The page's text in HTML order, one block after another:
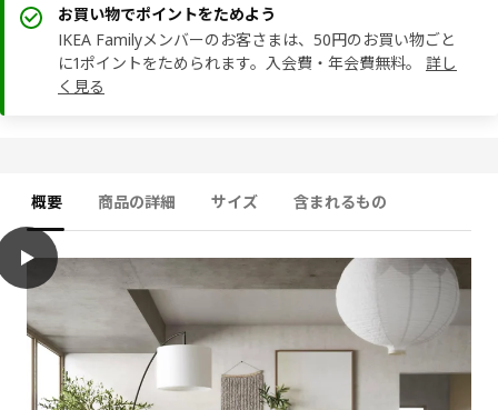
お買い物でポイントをためよう
IKEA Familyメンバーのお客さまは、50円のお買い物ごと
に1ポイントをためられます。入会費・年会費無料。
詳し
く見る
概要 商品の詳細 サイズ 含まれるもの
play
JÄTTEBO イェッテボ 寝椅子モジュール 右, アームレスト付き/サ